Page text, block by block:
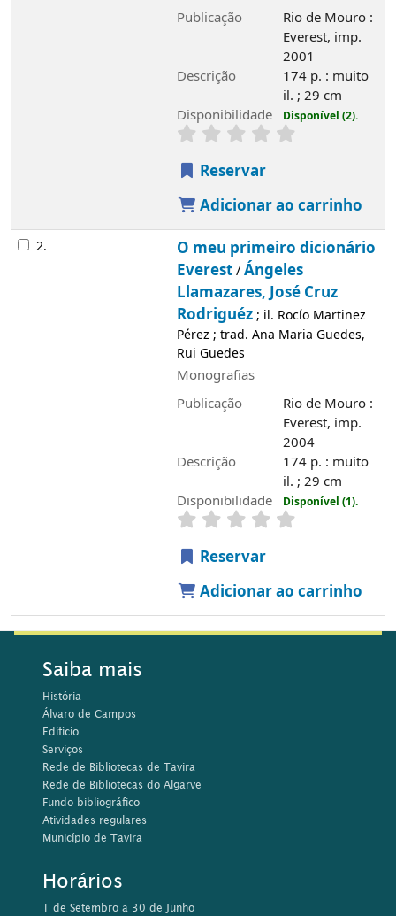
Publicação
Rio de Mouro :
Everest, imp.
2001
Descrição
174 p. : muito
il. ; 29 cm
Disponibilidade
Disponível (2).
Reservar
Adicionar ao carrinho
2.
O meu primeiro dicionário
Everest/Ángeles
Llamazares, José Cruz
Rodriguéz; il. Rocío Martinez
Pérez ; trad. Ana Maria Guedes,
Rui Guedes
Monografias
Publicação
Rio de Mouro :
Everest, imp.
2004
Descrição
174 p. : muito
il. ; 29 cm
Disponibilidade
Disponível (1).
Reservar
Adicionar ao carrinho
Saiba mais
História
Álvaro de Campos
Edifício
Serviços
Rede de Bibliotecas de Tavira
Rede de Bibliotecas do Algarve
Fundo bibliográfico
Atividades regulares
Município de Tavira
Horários
1 de Setembro a 30 de Junho